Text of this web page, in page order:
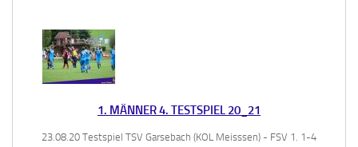
1. MÄNNER 4. TESTSPIEL 20_21
23.08.20 Testspiel TSV Garsebach (KOL Meisssen) - FSV 1. 1-4